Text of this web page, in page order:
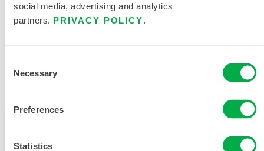
social media, advertising and analytics
partners. PRIVACY POLICY.
Selection
Necessary
Preferences
Statistics
相关文件
此产品通常不在您所在的区域销售。您可以在页面顶部